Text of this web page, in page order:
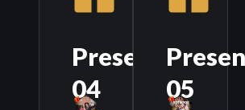
Presente
04
05